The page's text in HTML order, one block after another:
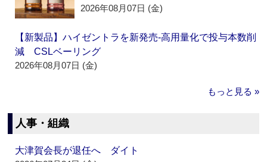
2026年08月07日 (金)
【新製品】ハイゼントラを新発売‐高用量化で投与本数削
減 CSLベーリング
2026年08月07日 (金)
もっと見る »
人事・組織
大津賀会長が退任へ ダイト